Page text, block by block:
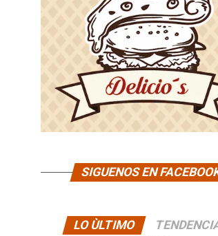
SIGUENOS EN
LO ÙLTIMO